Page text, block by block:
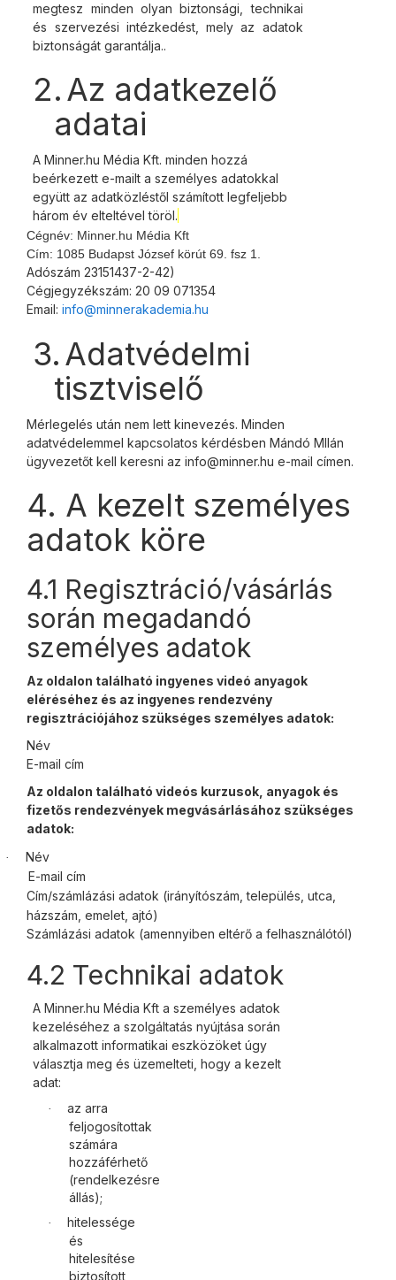
megtesz minden olyan biztonsági, technikai
és szervezési intézkedést, mely az adatok
biztonságát garantálja..
2.Az adatkezelő
adatai
A Minner.hu Média Kft. minden hozzá
beérkezett e-mailt a személyes adatokkal
együtt az adatközléstől számított legfeljebb
három év elteltével töröl.
Cégnév: Minner.hu Média Kft
Cím: 1085 Budapst József körút 69. fsz 1.
Adószám 23151437-2-42)
Cégjegyzékszám: 20 09 071354
Email: info@minnerakademia.hu
3.Adatvédelmi
tisztviselő
Mérlegelés után nem lett kinevezés. Minden
adatvédelemmel kapcsolatos kérdésben Mándó MIlán
ügyvezetőt kell keresni az info@minner.hu e-mail címen.
4. A kezelt személyes
adatok köre
4.1 Regisztráció/vásárlás
során megadandó
személyes adatok
Az oldalon található ingyenes videó anyagok
eléréséhez és az ingyenes rendezvény
regisztrációjához szükséges személyes adatok:
Név
E-mail cím
Az oldalon található videós kurzusok, anyagok és
fizetős rendezvények megvásárlásához szükséges
adatok:
·
Név
E-mail cím
Cím/számlázási adatok (irányítószám, település, utca,
házszám, emelet, ajtó)
Számlázási adatok (amennyiben eltérő a felhasználótól)
4.2 Technikai adatok
A Minner.hu Média Kft a személyes adatok
kezeléséhez a szolgáltatás nyújtása során
alkalmazott informatikai eszközöket úgy
választja meg és üzemelteti, hogy a kezelt
adat:
·
az arra
feljogosítottak
számára
hozzáférhető
(rendelkezésre
állás);
·
hitelessége
és
hitelesítése
biztosított